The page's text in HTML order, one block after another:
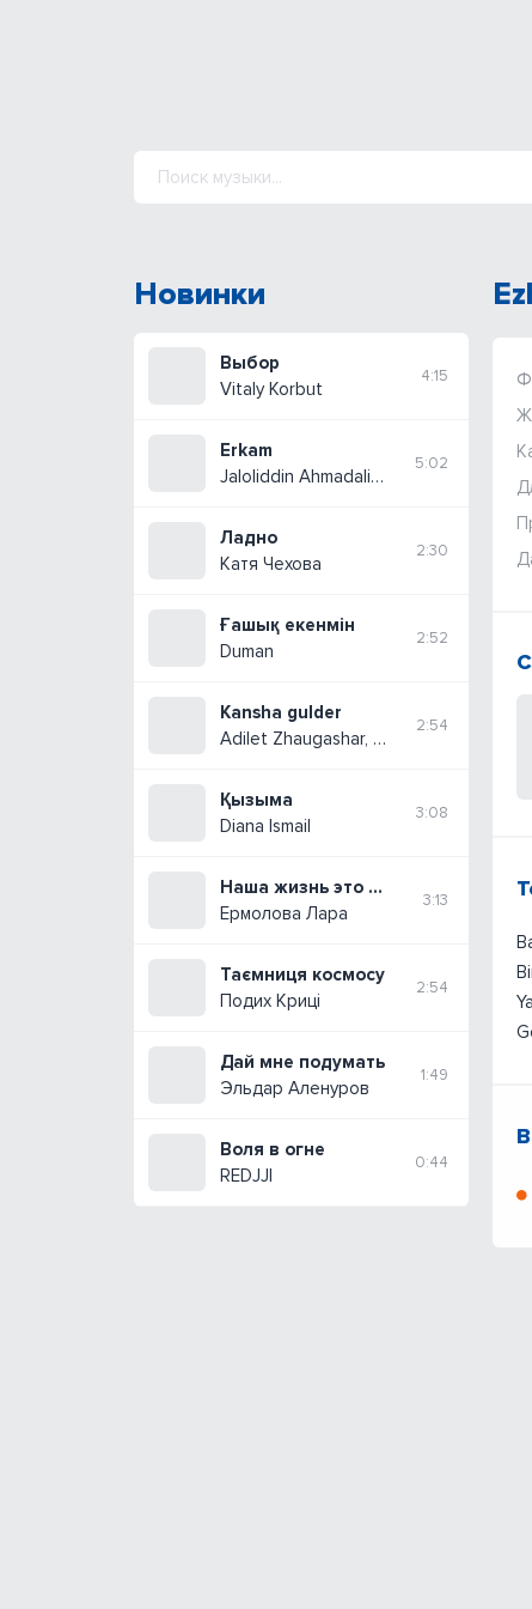
Новинки
Выбор
Vitaly Korbut
4:15
Erkam
Jaloliddin Ahmadaliyev
5:02
Ладно
Катя Чехова
2:30
Ғашық екенмін
Duman
2:52
Kansha gulder
Adilet Zhaugashar, Alisher Bayniyazov
2:54
Қызыма
Diana Ismail
3:08
Наша жизнь это драйв
Ермолова Лара
3:13
Таємниця космосу
Подих Криці
2:54
Дай мне подумать
Эльдар Аленуров
1:49
Воля в огне
REDJJI
0:44